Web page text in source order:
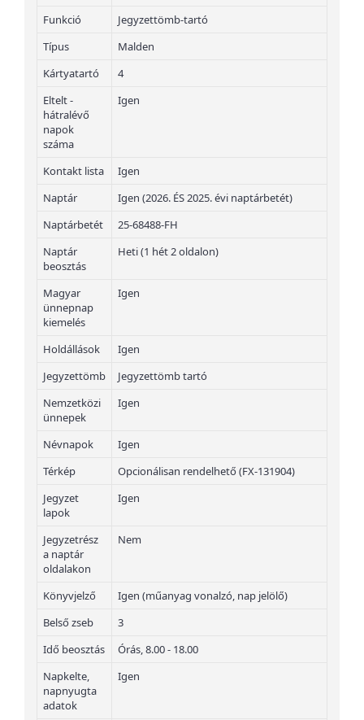
Funkció
Jegyzettömb-tartó
Típus
Malden
Kártyatartó
4
Eltelt -
hátralévő
napok
száma
Igen
Kontakt lista
Igen
Naptár
Igen (2026. ÉS 2025. évi naptárbetét)
Naptárbetét
25-68488-FH
Naptár
beosztás
Heti (1 hét 2 oldalon)
Magyar
ünnepnap
kiemelés
Igen
Holdállások
Igen
Jegyzettömb
Jegyzettömb tartó
Nemzetközi
ünnepek
Igen
Névnapok
Igen
Térkép
Opcionálisan rendelhető (FX-131904)
Jegyzet
lapok
Igen
Jegyzetrész
a naptár
oldalakon
Nem
Könyvjelző
Igen (műanyag vonalzó, nap jelölő)
Belső zseb
3
Idő beosztás
Órás, 8.00 - 18.00
Napkelte,
napnyugta
adatok
Igen